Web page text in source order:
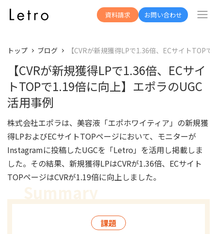
資料請求 お問い合わせ
トップ ブログ 【CVRが新規獲得LPで1.36倍、ECサイトTOP
【CVRが新規獲得LPで1.36倍、ECサイ
トTOPで1.19倍に向上】エポラのUGC
活用事例
株式会社エポラは、美容液「エポホワイティア」の新規獲
得LPおよびECサイトTOPページにおいて、モニターが
Instagramに投稿したUGCを「Letro」を活用し掲載しま
した。その結果、 新規獲得LPはCVRが1.36倍、ECサイト
TOPページはCVRが1.19倍に向上しました。
課題